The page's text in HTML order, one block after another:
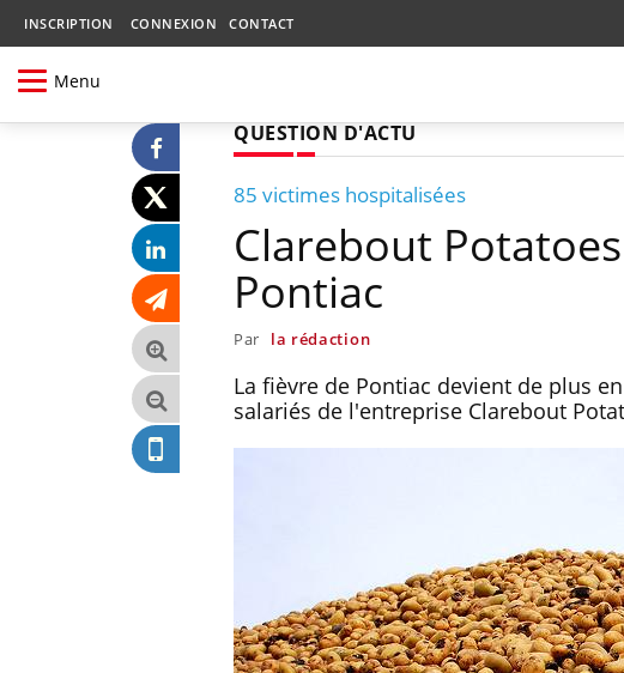
INSCRIPTION CONNEXION CONTACT
Menu
QUESTION D'ACTU
85 victimes hospitalisées
Clarebout
Pontiac
Par la rédaction
La fièvre de Pontiac devient de plus
salariés de l'entreprise Clarebout